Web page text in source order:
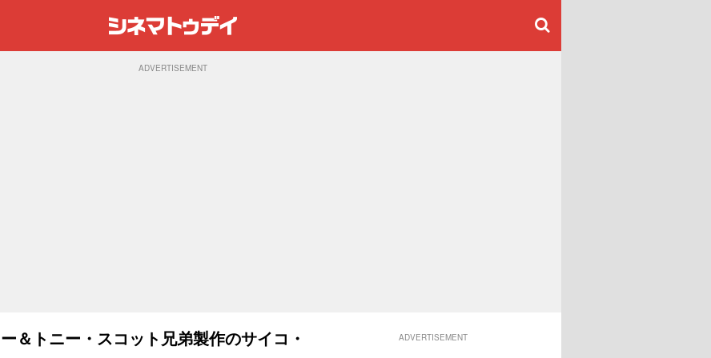
ADVERTISEMENT
＆トニー・スコット兄弟製作のサイコ・
ADVERTISEMENT